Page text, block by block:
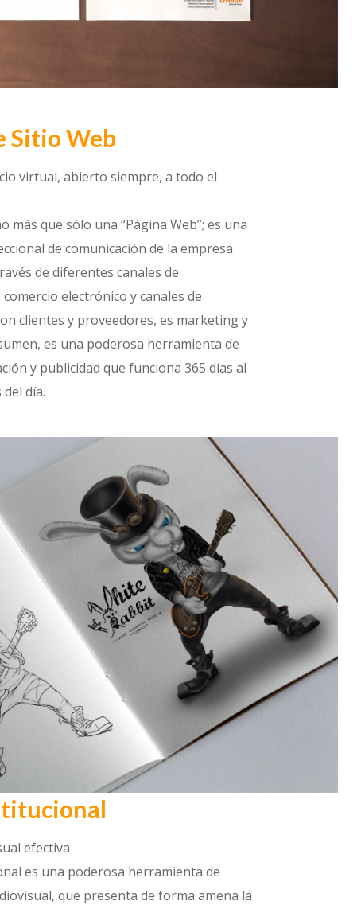
Sitio Web
virtual, abierto siempre, a todo el
más que sólo una “Página Web”; es una
de comunicación de la empresa
de diferentes canales de
electrónico y canales de
clientes y proveedores, es marketing y
es una poderosa herramienta de
y publicidad que funciona 365 días al
día.
efectiva
es una poderosa herramienta de
que presenta de forma amena la